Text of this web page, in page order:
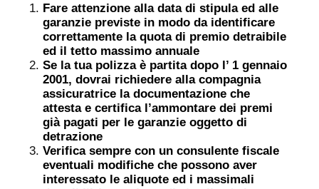
Fare attenzione alla data di stipula ed alle
garanzie previste in modo da identificare
correttamente la quota di premio detraibile
ed il tetto massimo annuale
Se la tua polizza è partita dopo l’ 1 gennaio
2001, dovrai richiedere alla compagnia
assicuratrice la documentazione che
attesta e certifica l’ammontare dei premi
già pagati per le garanzie oggetto di
detrazione
Verifica sempre con un consulente fiscale
eventuali modifiche che possono aver
interessato le aliquote ed i massimali